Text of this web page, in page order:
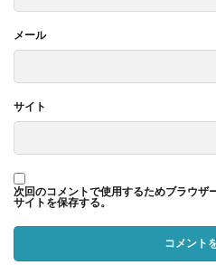
メール
サイト
次回のコメントで使用するためブラウザ
サイトを保存する。